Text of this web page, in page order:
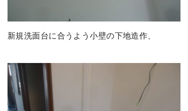
新規洗面台に合うよう小壁の下地造作、